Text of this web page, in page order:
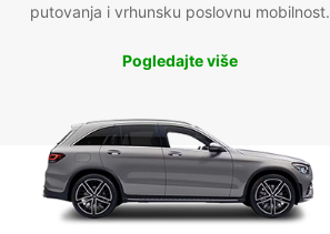
putovanja i vrhunsku poslovnu mobilnost.
Pogledajte više